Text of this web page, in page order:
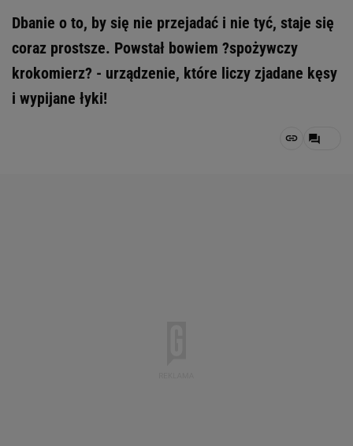
Dbanie o to, by się nie przejadać i nie tyć, staje się
coraz prostsze. Powstał bowiem ?spożywczy
krokomierz? - urządzenie, które liczy zjadane kęsy
i wypijane łyki!